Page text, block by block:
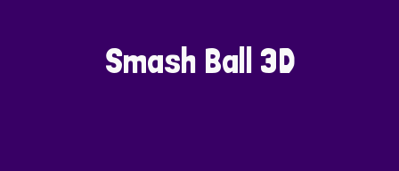
Smash Ball 3D